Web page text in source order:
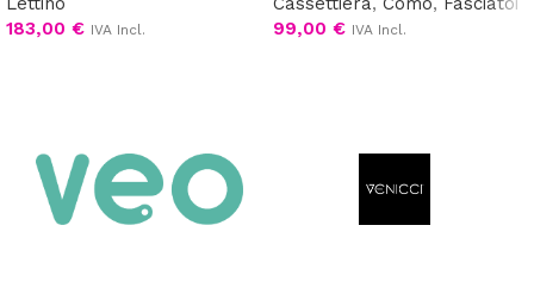
183,00 € IVA Incl.
99,00 € IVA Incl.